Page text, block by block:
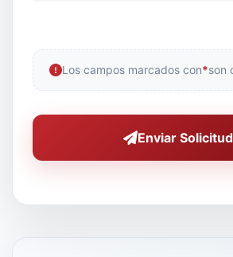
Los campos marcados con*son
Enviar Solicitud